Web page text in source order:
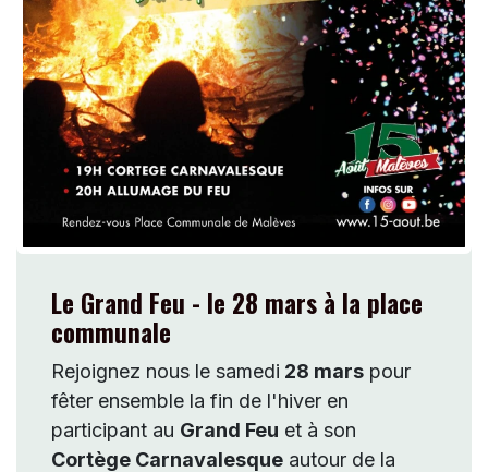
Le Grand Feu - le 28 mars à la place
communale
Rejoignez nous le samedi 28 mars pour
fêter ensemble la fin de l'hiver en
participant au Grand Feu et à son
Cortège Carnavalesque autour de la